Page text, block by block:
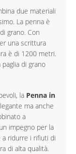
due materiali
La penna è
grano. Con
una scrittura
è di 1200 metri.
di grano
la Penna in
ma anche
a
impegno per la
ridurre i rifiuti di
di alta qualità.